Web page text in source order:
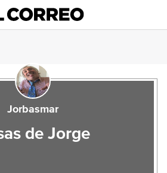
Jorbasmar
de Jorge